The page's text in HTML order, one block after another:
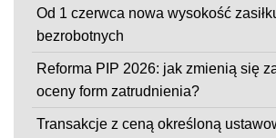
Od 1 czerwca nowa wysokość
bezrobotnych
Reforma PIP 2026: jak zmienią się
oceny form zatrudnienia?
Transakcje z ceną określoną